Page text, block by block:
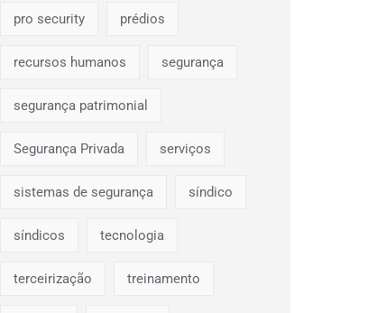
pro security prédios
recursos humanos segurança
segurança patrimonial
Segurança Privada serviços
sistemas de segurança síndico
síndicos tecnologia
terceirização treinamento